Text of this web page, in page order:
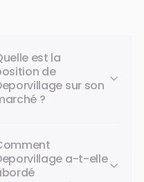
est la
de
sur son
?
a-t-elle